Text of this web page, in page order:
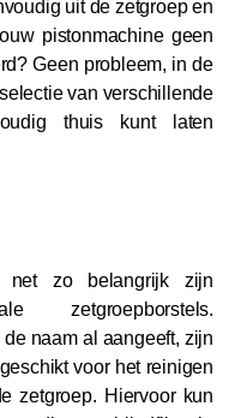
uit de zetgroep en
pistonmachine geen
Geen probleem, in de
van verschillende
thuis kunt laten
net zo belangrijk zijn
zetgroepborstels.
naam al aangeeft, zijn
voor het reinigen
zetgroep. Hiervoor kun